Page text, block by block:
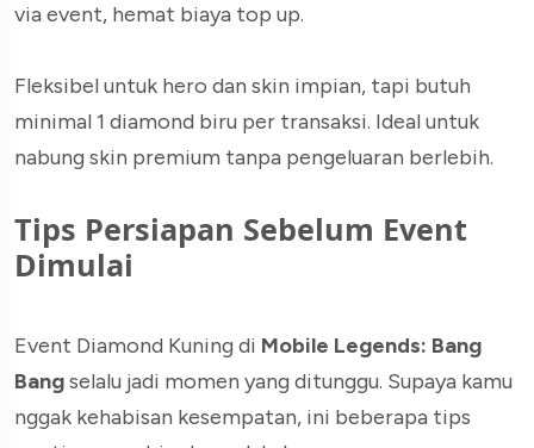
via event, hemat biaya top up.
Fleksibel untuk hero dan skin impian, tapi butuh
minimal 1 diamond biru per transaksi. Ideal untuk
nabung skin premium tanpa pengeluaran berlebih.
Tips Persiapan Sebelum Event
Dimulai
Event Diamond Kuning di Mobile Legends: Bang
Bangselalu jadi momen yang ditunggu. Supaya kamu
nggak kehabisan kesempatan, ini beberapa tips